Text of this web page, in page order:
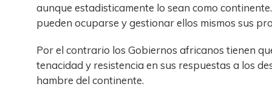
aunque estadisticamente lo sean como
pueden ocuparse y gestionar ellos mismos sus
Por el contrario los Gobiernos africanos tienen
tenacidad y resistencia en sus respuestas a los
hambre del continente.